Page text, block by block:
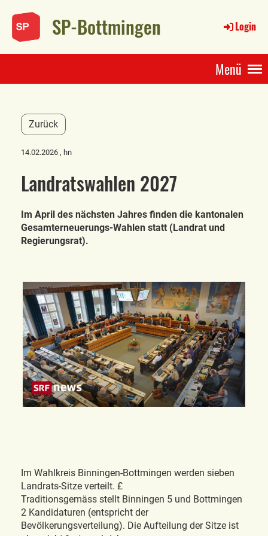
SP-Bottmingen Login
Menü
Zurück
14.02.2026 , hn
Landratswahlen 2027
Im April des nächsten Jahres finden die kantonalen
Gesamterneuerungs-Wahlen statt (Landrat und
Regierungsrat).
Im Wahlkreis Binningen-Bottmingen werden sieben
Landrats-Sitze verteilt. £
Traditionsgemäss stellt Binningen 5 und Bottmingen
2 Kandidaturen (entspricht der
Bevölkerungsverteilung). Die Aufteilung der Sitze ist